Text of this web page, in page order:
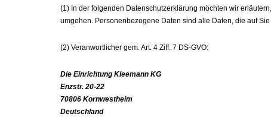
(1) In der folgenden Datenschutzerklärung möchten wir
umgehen. Personenbezogene Daten sind alle Daten, die auf
(2) Veranwortlicher gem. Art. 4 Ziff. 7 DS-GVO:
Die Einrichtung Kleemann KG
Enzstr. 20-22
70806 Kornwestheim
Deutschland